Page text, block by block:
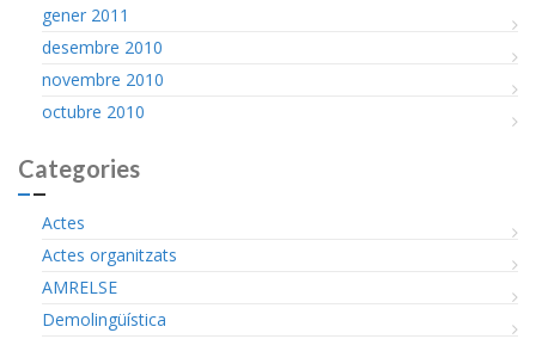
gener 2011
desembre 2010
novembre 2010
octubre 2010
Categories
Actes
Actes organitzats
AMRELSE
Demolingüística